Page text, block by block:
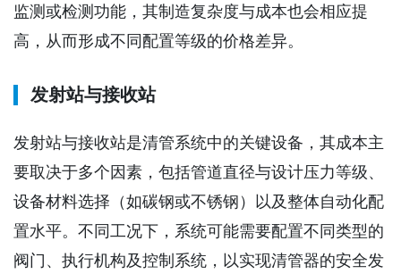
监测或检测功能，其制造复杂度与成本也会相应提
高，从而形成不同配置等级的价格差异。
发射站与接收站
发射站与接收站是清管系统中的关键设备，其成本主
要取决于多个因素，包括管道直径与设计压力等级、
设备材料选择（如碳钢或不锈钢）以及整体自动化配
置水平。不同工况下，系统可能需要配置不同类型的
阀门、执行机构及控制系统，以实现清管器的安全发